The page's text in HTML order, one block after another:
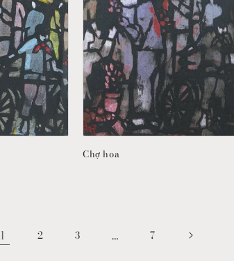
Chợ hoa
1 2 3 … 7